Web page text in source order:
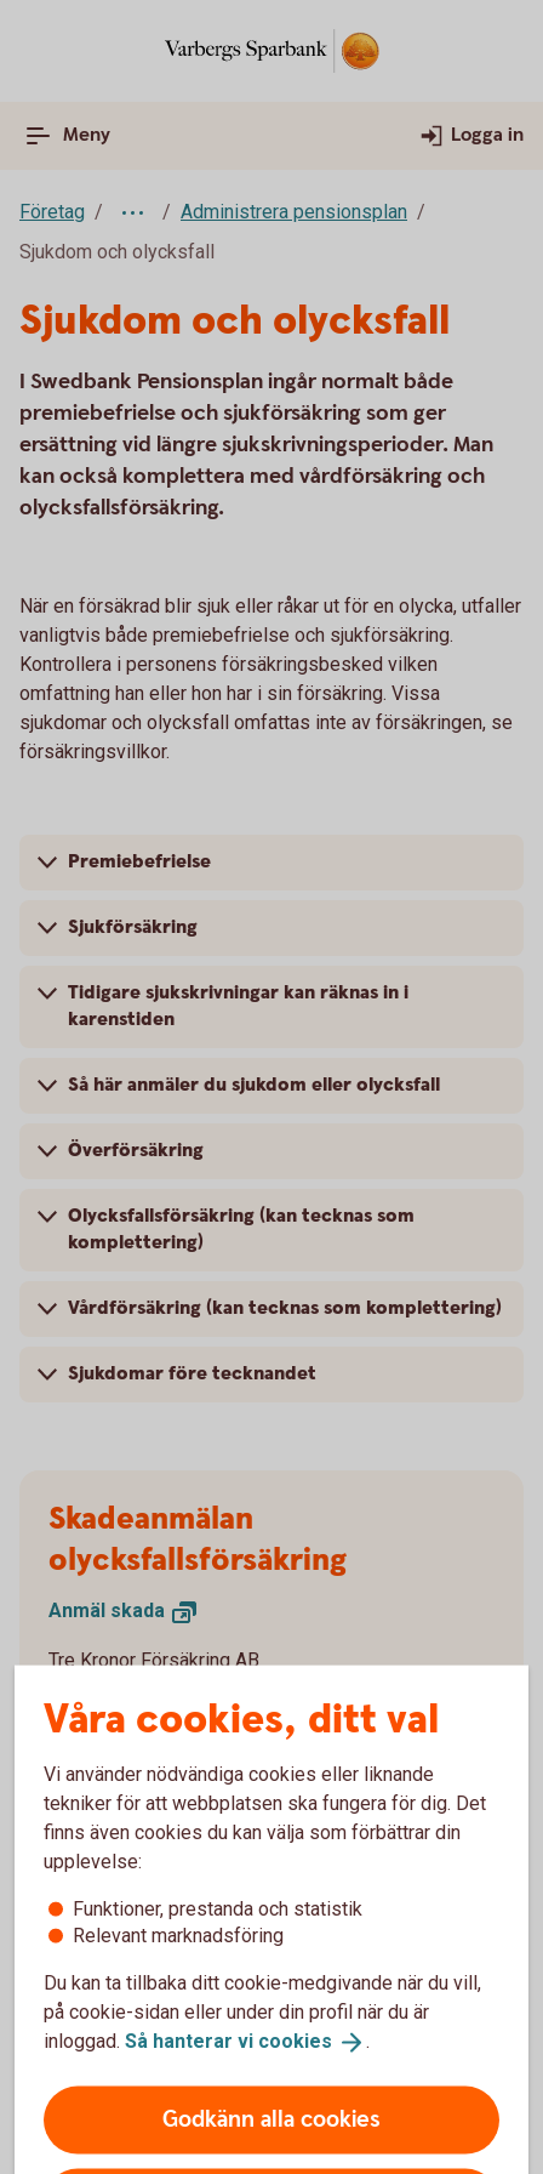
Meny Logga in
Företag
Administrera pensionsplan
Sjukdom och olycksfall
Sjukdom och olycksfall
I Swedbank Pensionsplan ingår normalt både
premiebefrielse och sjukförsäkring som ger
ersättning vid längre sjukskrivningsperioder. Man
kan också komplettera med vårdförsäkring och
olycksfallsförsäkring.
När en försäkrad blir sjuk eller råkar ut för en olycka, utfaller
vanligtvis både premiebefrielse och sjukförsäkring.
Kontrollera i personens försäkringsbesked vilken
omfattning han eller hon har i sin försäkring. Vissa
sjukdomar och olycksfall omfattas inte av försäkringen, se
försäkringsvillkor.
Premiebefrielse
Sjukförsäkring
Tidigare sjukskrivningar kan räknas in i
karenstiden
Så här anmäler du sjukdom eller olycksfall
Överförsäkring
Olycksfallsförsäkring (kan tecknas som
komplettering)
Vårdförsäkring (kan tecknas som komplettering)
Sjukdomar före tecknandet
Skadeanmälan
olycksfallsförsäkring
Anmäl skada
Tre Kronor Försäkring AB
Telefon 0771-23 33 33
Sjukvårdsupplysning och
vårdplanering vårdförsäkring
Folksam ömsesidig sakförsäkring
0771-968 636
För att se detta innehåll behöver du först
Våra cookies, ditt val
Vi använder nödvändiga cookies eller liknande
tekniker för att webbplatsen ska fungera för dig. Det
finns även cookies du kan välja som förbättrar din
upplevelse:
Funktioner, prestanda och statistik
Relevant marknadsföring
Du kan ta tillbaka ditt cookie-medgivande när du vill,
på cookie-sidan eller under din profil när du är
inloggad. Så hanterar vi cookies .
Godkänn alla cookies